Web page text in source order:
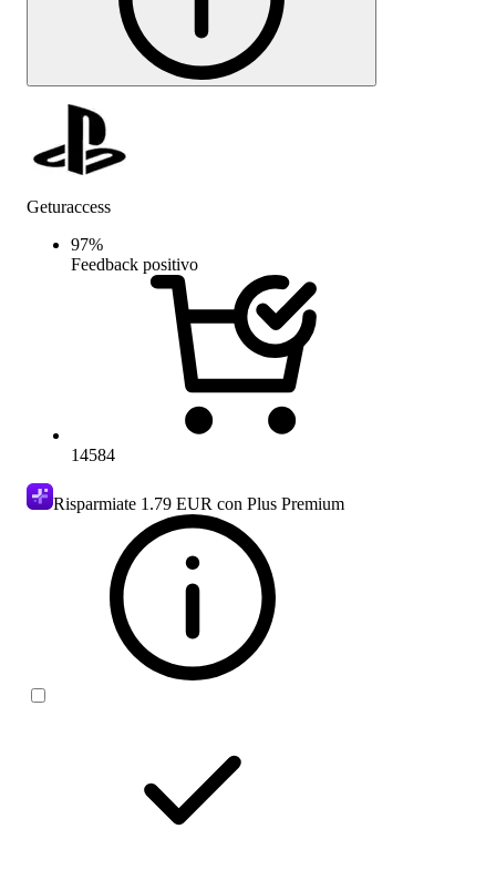
Geturaccess
97%
Feedback positivo
14584
Risparmiate 1.79 EUR con Plus Premium